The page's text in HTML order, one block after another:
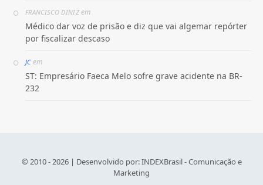
FRANCISCO DINIZem
Médico dar voz de prisão e diz que vai algemar repórter
por fiscalizar descaso
JCem
ST: Empresário Faeca Melo sofre grave acidente na BR-
232
© 2010 - 2026 | Desenvolvido por:INDEXBrasil - Comunicação e
Marketing